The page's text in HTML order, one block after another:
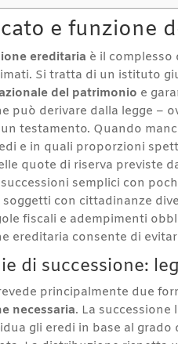
e funzione
ereditaria è il
Si tratta di un istituto
del patrimonio e
può derivare dalla legge –
testamento. Quando
e in quali proporzioni
quote di riserva previste
semplici con
con cittadinanze
fiscali e adempimenti
ereditaria consente di
di successione:
principalmente due
necessaria. La
gli eredi in base al